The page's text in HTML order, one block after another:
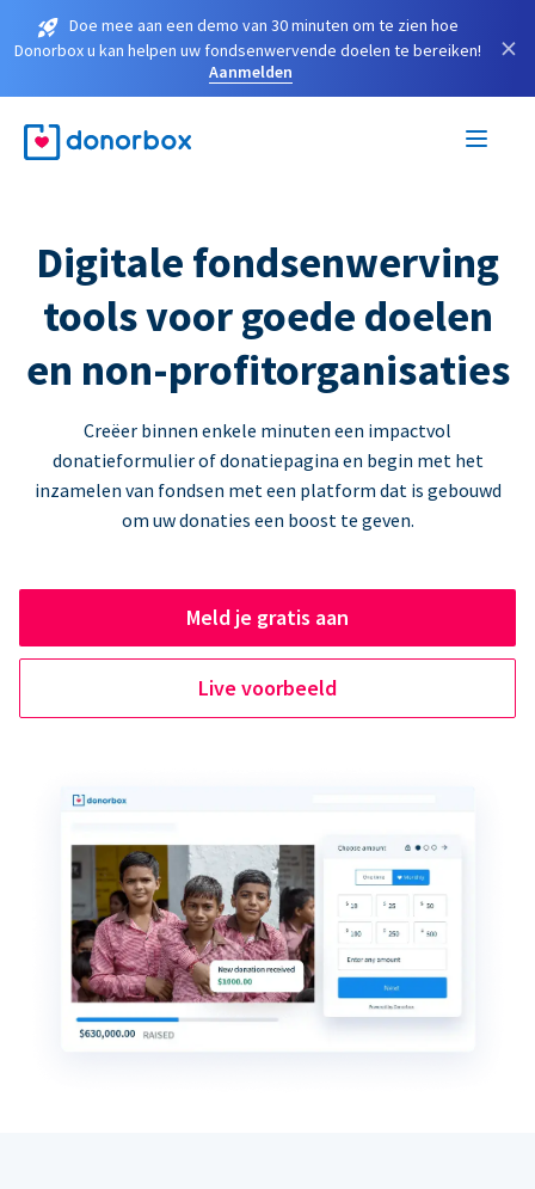
Doe mee aan een demo van 30 minuten om te zien hoe
Donorbox u kan helpen uw fondsenwervende doelen te bereiken!
Aanmelden
×
Digitale fondsenwerving
tools voor goede doelen
en non-profitorganisaties
Creëer binnen enkele minuten een impactvol
donatieformulier of donatiepagina en begin met het
inzamelen van fondsen met een platform dat is gebouwd
om uw donaties een boost te geven.
Meld je gratis aan
Live voorbeeld